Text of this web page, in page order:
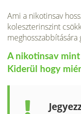
Ami a nikotinsav
koleszterinszint
meghosszabbítására
A nikotinsav mint
Kiderül hogy